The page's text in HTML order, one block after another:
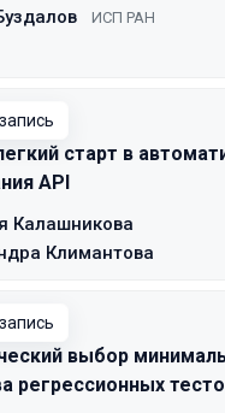
ИСП РАН
старт в
API
Калашникова
Климантова
выбор
регрессионных